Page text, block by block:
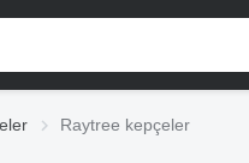
Raytree kepçeler